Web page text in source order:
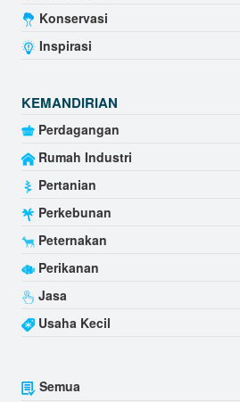
Konservasi
Inspirasi
KEMANDIRIAN
Perdagangan
Rumah Industri
Pertanian
Perkebunan
Peternakan
Perikanan
Jasa
Usaha Kecil
Semua